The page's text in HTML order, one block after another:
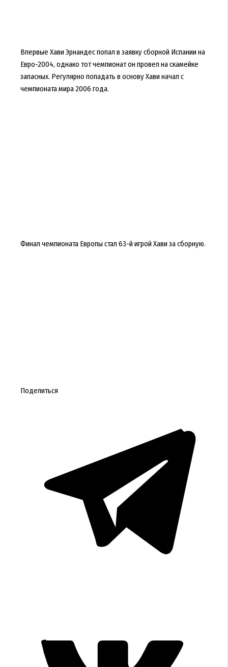
Впервые Хави Эрнандес попал в заявку сборной Испании на
Евро-2004, однако тот чемпионат он провел на скамейке
запасных. Регулярно попадать в основу Хави начал с
чемпионата мира 2006 года.
Финал чемпионата Европы стал 63-й игрой Хави за сборную.
Поделиться